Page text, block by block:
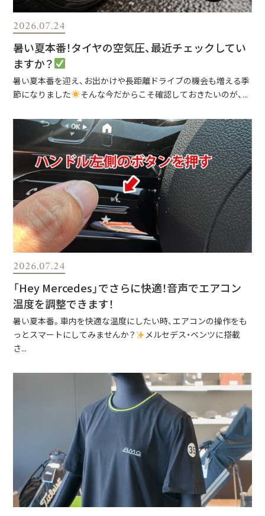
2026.07.24
暑い夏本番！タイヤの空気圧、最近チェックしてい
ますか？
暑い夏本番を迎え、お出かけや長距離ドライブの機会も増える季
節になりました
そんな今だからこそ確認しておきたいのが、...
2026.07.24
「Hey Mercedes」でさらに快適！音声でエアコン
温度を調整できます！
暑い夏本番。車内を快適な温度にしたい時、エアコンの操作をも
っとスマートにしてみませんか？
メルセデス・ベンツに搭載
さ...